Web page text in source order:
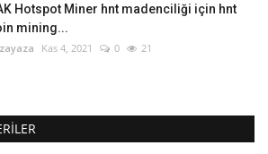
Hotspot Miner hnt madenciliği için hnt
mining...
Kas 4, 2021 0 21